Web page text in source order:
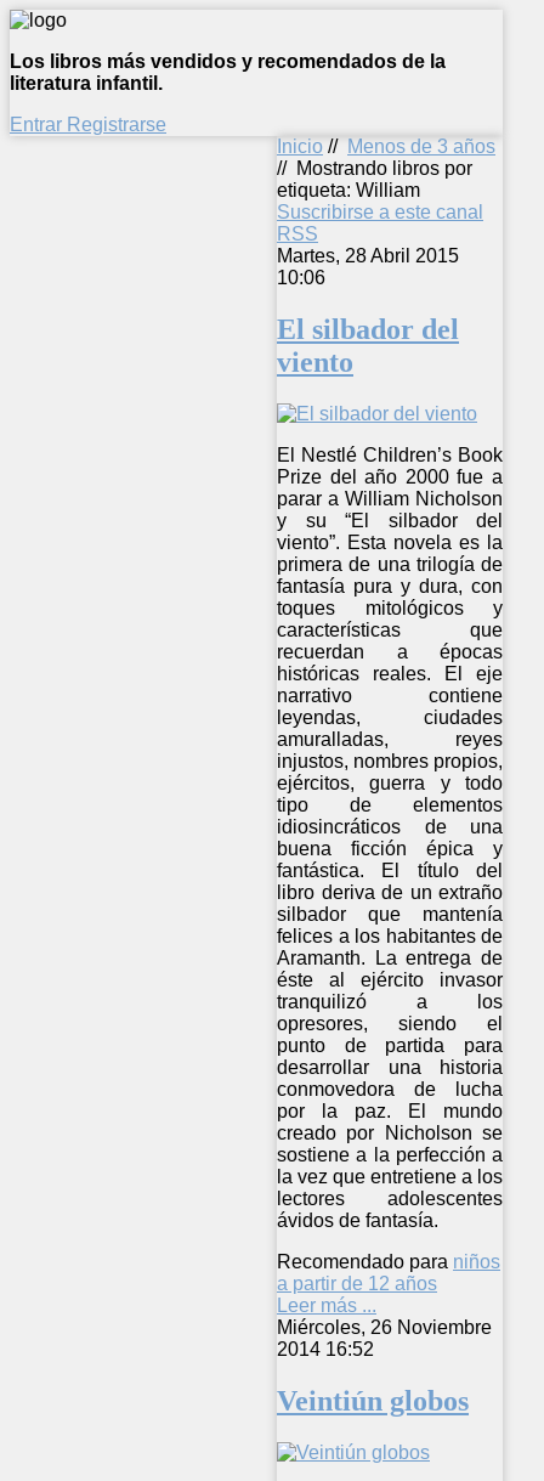
Los libros más vendidos y recomendados de la
literatura infantil.
Entrar Registrarse
Inicio // Menos de 3 años
// Mostrando libros por
etiqueta: William
Suscribirse a este canal
RSS
Martes, 28 Abril 2015
10:06
El silbador del
viento
El Nestlé Children’s Book
Prize del año 2000 fue a
parar a William Nicholson
y su “El silbador del
viento”. Esta novela es la
primera de una trilogía de
fantasía pura y dura, con
toques mitológicos y
características que
recuerdan a épocas
históricas reales. El eje
narrativo contiene
leyendas, ciudades
amuralladas, reyes
injustos, nombres propios,
ejércitos, guerra y todo
tipo de elementos
idiosincráticos de una
buena ficción épica y
fantástica. El título del
libro deriva de un extraño
silbador que mantenía
felices a los habitantes de
Aramanth. La entrega de
éste al ejército invasor
tranquilizó a los
opresores, siendo el
punto de partida para
desarrollar una historia
conmovedora de lucha
por la paz. El mundo
creado por Nicholson se
sostiene a la perfección a
la vez que entretiene a los
lectores adolescentes
ávidos de fantasía.
Recomendado para niños
a partir de 12 años
Leer más ...
Miércoles, 26 Noviembre
2014 16:52
Veintiún globos